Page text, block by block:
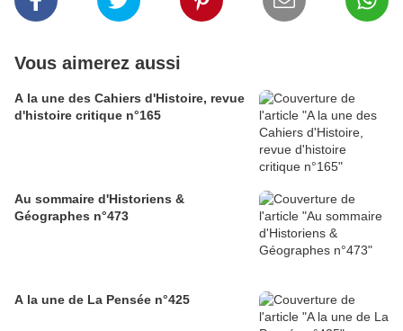
Vous aimerez aussi
A la une des Cahiers d'Histoire, revue
d'histoire critique n°165
Au sommaire d'Historiens &
Géographes n°473
A la une de La Pensée n°425